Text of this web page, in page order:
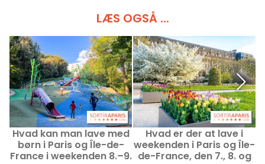
LÆS OGSÅ ...
Hvad kan man lave med
børn i Paris og Île-de-
France i weekenden 8.–9.
Hvad er der at lave i
weekenden i Paris og Île-
de-France, den 7., 8. og